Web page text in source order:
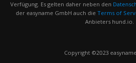
Verfügung. Es gelten daher neben den
der easyname GmbH auch die Terms of
Anbieters hund.io.
Copyright ©2023